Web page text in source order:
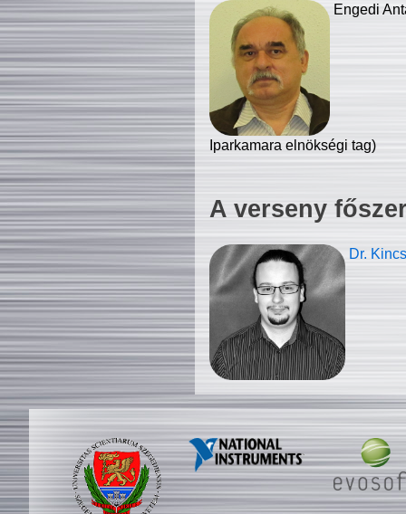
Engedi
Iparkamara elnökségi tag)
A verseny
Dr.